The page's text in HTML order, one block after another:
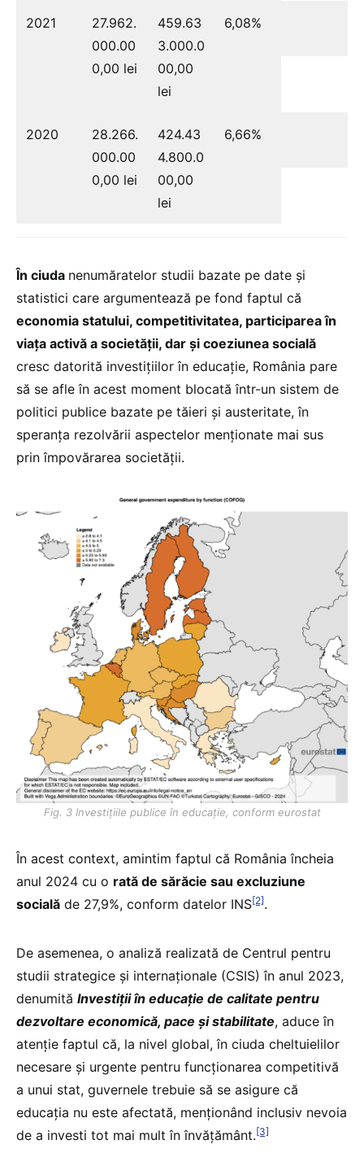
2021
27.962.
000.00
0,00 lei
459.63
3.000.0
00,00
lei
6,08%
2020
28.266.
000.00
0,00 lei
424.43
4.800.0
00,00
lei
6,66%
În ciuda nenumăratelor studii bazate pe date și
statistici care argumentează pe fond faptul că
economia statului, competitivitatea, participarea în
viața activă a societății, dar și coeziunea socială
cresc datorită investițiilor în educație, România pare
să se afle în acest moment blocată într-un sistem de
politici publice bazate pe tăieri și austeritate, în
speranța rezolvării aspectelor menționate mai sus
prin împovărarea societății.
Fig. 3 Investițiile publice în educație, conform eurostat
În acest context, amintim faptul că România încheia
anul 2024 cu o rată de sărăcie sau excluziune
socială de 27,9%, conform datelor INS[2].
De asemenea, o analiză realizată de Centrul pentru
studii strategice și internaționale (CSIS) în anul 2023,
denumită Investiții în educație de calitate pentru
dezvoltare economică, pace și stabilitate, aduce în
atenție faptul că, la nivel global, în ciuda cheltuielilor
necesare și urgente pentru funcționarea competitivă
a unui stat, guvernele trebuie să se asigure că
educația nu este afectată, menționând inclusiv nevoia
de a investi tot mai mult în învățământ.[3]